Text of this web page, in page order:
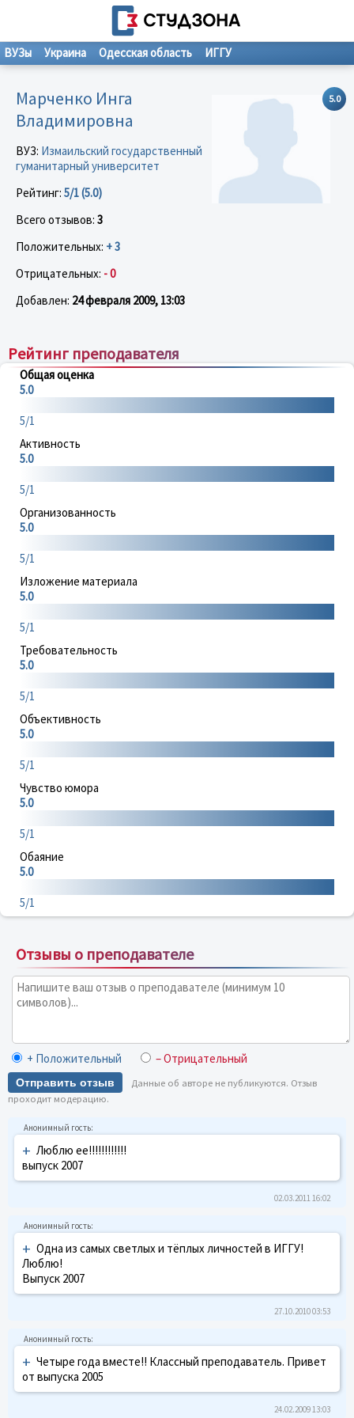
ВУЗы Украина Одесская область ИГГУ
5.0
Марченко Инга
Владимировна
ВУЗ: Измаильский государственный
гуманитарный университет
Рейтинг: 5/1 (5.0)
Всего отзывов: 3
Положительных: + 3
Отрицательных: - 0
Добавлен: 24 февраля 2009, 13:03
Рейтинг преподавателя
Общая оценка
5.0
5/1
Активность
5.0
5/1
Организованность
5.0
5/1
Изложение материала
5.0
5/1
Требовательность
5.0
5/1
Объективность
5.0
5/1
Чувство юмора
5.0
5/1
Обаяние
5.0
5/1
Отзывы о преподавателе
+ Положительный – Отрицательный
Отправить отзыв
Данные об авторе не публикуются. Отзыв
проходит модерацию.
+ Люблю ее!!!!!!!!!!!!
выпуск 2007
02.03.2011 16:02
+ Одна из самых светлых и тёплых личностей в ИГГУ!
Люблю!
Выпуск 2007
27.10.2010 03:53
+ Четыре года вместе!! Классный преподаватель. Привет
от выпуска 2005
24.02.2009 13:03